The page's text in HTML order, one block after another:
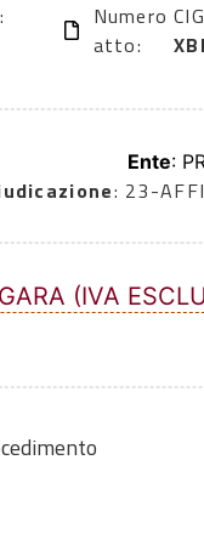
Numero
atto:
Ente:
: 23-
(IVA